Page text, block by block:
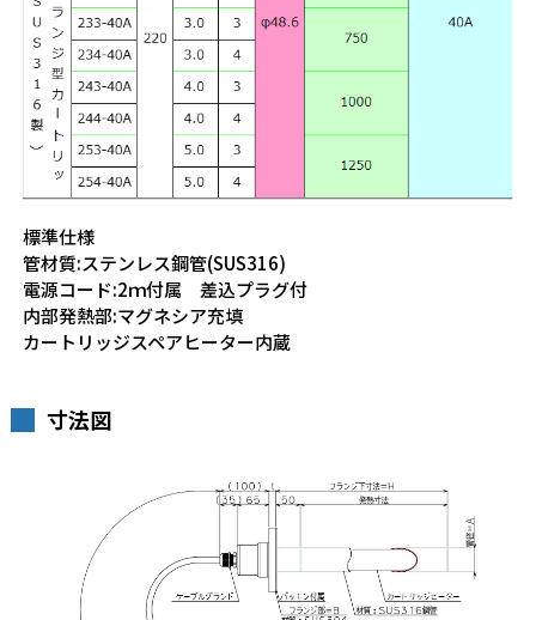
標準仕様
管材質:ステンレス鋼管(SUS316)
電源コード:2ｍ付属 差込プラグ付
内部発熱部:マグネシア充填
カートリッジスペアヒーター内蔵
寸法図